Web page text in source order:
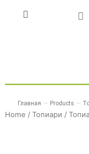
Главная — Products —
Home / Топиари /